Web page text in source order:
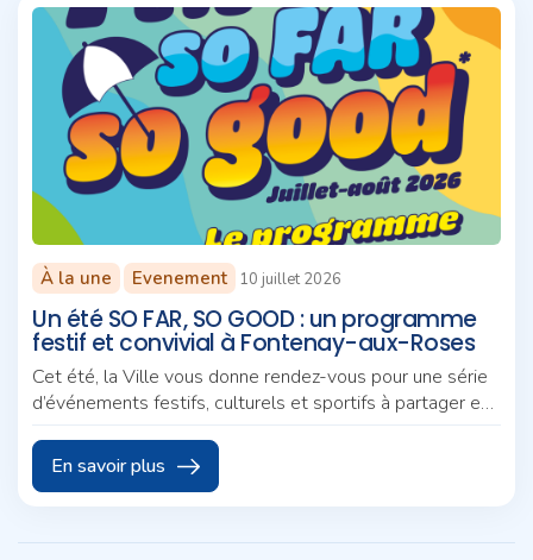
À la une Evenement 10 juillet 2026
Un été SO FAR, SO GOOD : un programme
festif et convivial à Fontenay-aux-Roses
Cet été, la Ville vous donne rendez-vous pour une série
d’événements festifs, culturels et sportifs à partager en
retransmissions sportives, cinéma en plein air, pique-
nique géant et animations de quartier rythmeront la
En savoir plus